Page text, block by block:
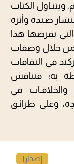
ويتنـاول الكتاب
صـيده وأثره
التي يفرضها هذا
من خلال وصفات
في الثقافات
به؛ فيناقش
والخلافـات في
وعلى طرائـق
إصدارا